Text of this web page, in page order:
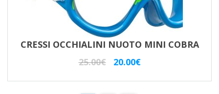
CRESSI OCCHIALINI NUOTO MINI COBRA
25.00€
Il
20.00€Il